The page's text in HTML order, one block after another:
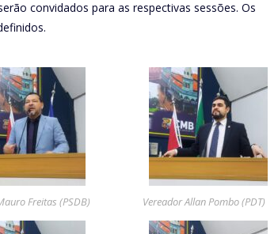
convidados para as respectivas sessões. Os
Freitas (PSDB) Vereador Allan Pombo (PDT)